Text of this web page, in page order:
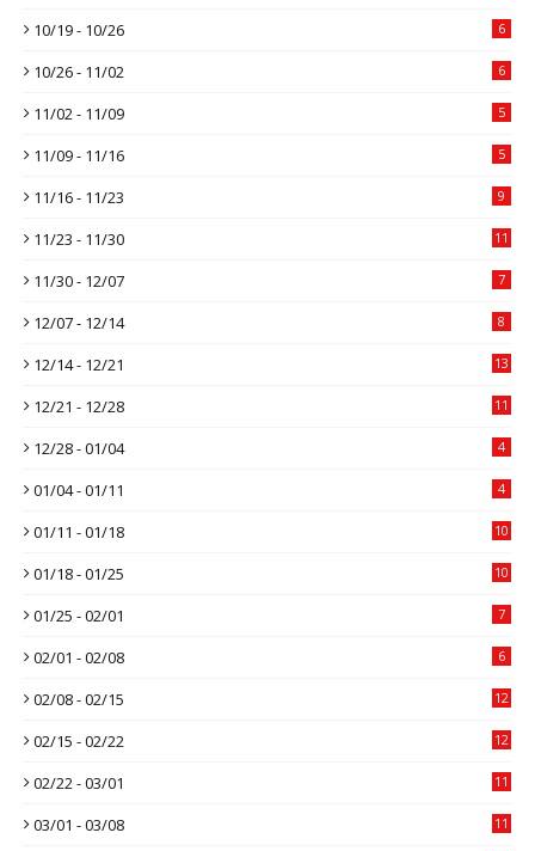
10/19 - 10/26 6
10/26 - 11/02 6
11/02 - 11/09 5
11/09 - 11/16 5
11/16 - 11/23 9
11/23 - 11/30 11
11/30 - 12/07 7
12/07 - 12/14 8
12/14 - 12/21 13
12/21 - 12/28 11
12/28 - 01/04 4
01/04 - 01/11 4
01/11 - 01/18 10
01/18 - 01/25 10
01/25 - 02/01 7
02/01 - 02/08 6
02/08 - 02/15 12
02/15 - 02/22 12
02/22 - 03/01 11
03/01 - 03/08 11